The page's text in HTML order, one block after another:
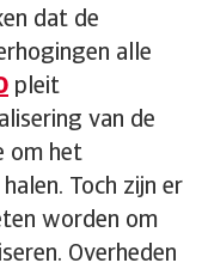
dat de
alle
pleit
van de
om het
Toch zijn er
worden om
Overheden